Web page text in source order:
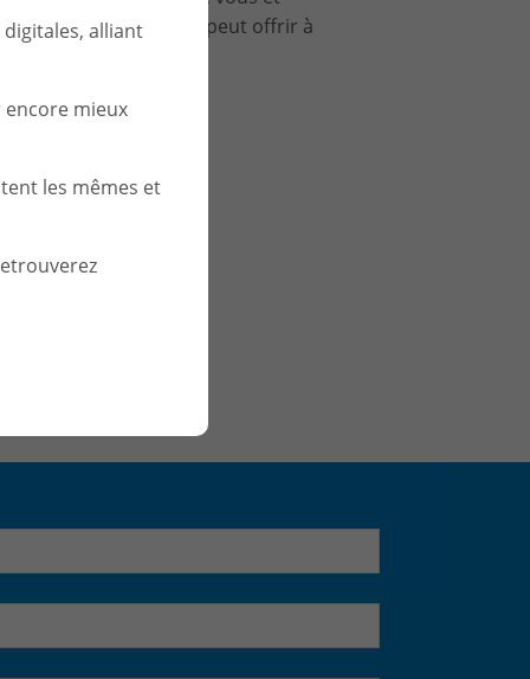
alliant
mieux
les mêmes et
Central Saas peut offrir à